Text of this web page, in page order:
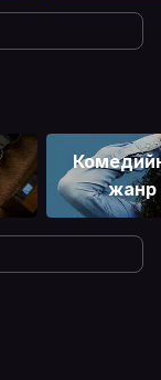
жанр